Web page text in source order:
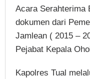
Acara Serahterima
dokumen dari
Jamlean ( 2015 –
Pejabat Kepala
Kapolres Tual